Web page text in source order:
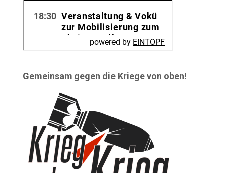
Gemeinsam gegen die Kriege von oben!